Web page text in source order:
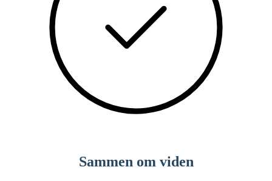
Sammen om viden